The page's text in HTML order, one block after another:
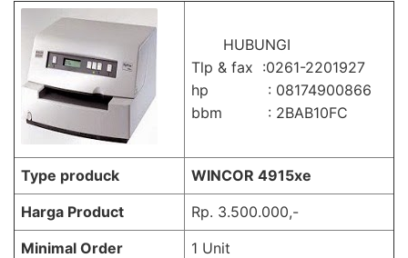
HUBUNGI
Tlp & fax :0261-2201927
hp : 08174900866
bbm : 2BAB10FC
Type produck
WINCOR 4915xe
Harga Product
Rp. 3.500.000,-
Minimal Order
1 Unit